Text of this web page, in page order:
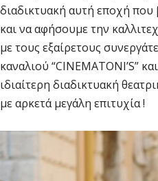
διαδικτυακή αυτή εποχή
και να αφήσουμε την
με τους εξαίρετους
καναλιού “CINEMATONI’S”
ιδιαίτερη διαδικτυακή
με αρκετά μεγάλη επιτυχία !